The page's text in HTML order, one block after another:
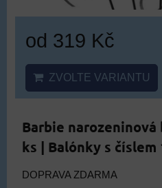
od 319 Kč
ZVOLTE VARIANTU
Barbie narozeninová
ks | Balónky s číslem
DOPRAVA ZDARMA